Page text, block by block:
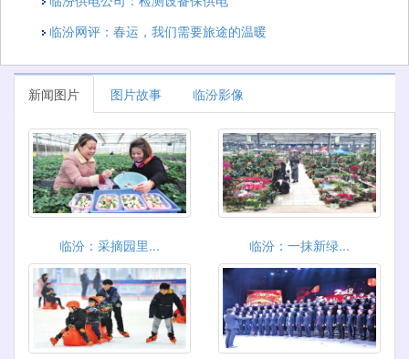
临汾网评：春运，我们需要旅途的温暖
新闻图片 图片故事 临汾影像
临汾：采摘园里... 临汾：一抹新绿...